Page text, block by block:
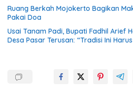
Ruang Berkah Mojokerto Bagikan
Pakai Doa
Usai Tanam Padi, Bupati Fadhil Arief
Desa Pasar Terusan: “Tradisi Ini